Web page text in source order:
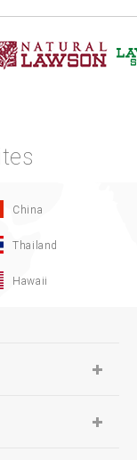
China
Thailand
Hawaii